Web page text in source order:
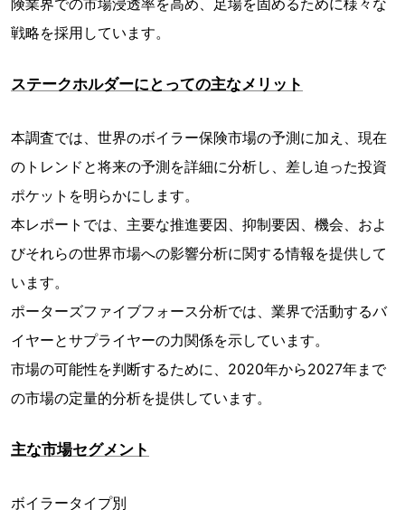
戦略を採用しています。
ステークホルダーにとっての主なメリット
本調査では、世界のボイラー保険市場の予測に加え、現在
のトレンドと将来の予測を詳細に分析し、差し迫った投資
ポケットを明らかにします。
本レポートでは、主要な推進要因、抑制要因、機会、およ
びそれらの世界市場への影響分析に関する情報を提供して
います。
ポーターズファイブフォース分析では、業界で活動するバ
イヤーとサプライヤーの力関係を示しています。
市場の可能性を判断するために、2020年から2027年まで
の市場の定量的分析を提供しています。
主な市場セグメント
ボイラータイプ別